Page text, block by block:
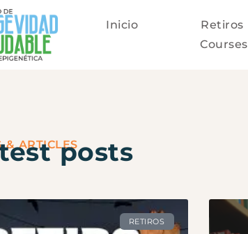
Inicio Retiros
Courses
& ARTICLESposts
RETIROS